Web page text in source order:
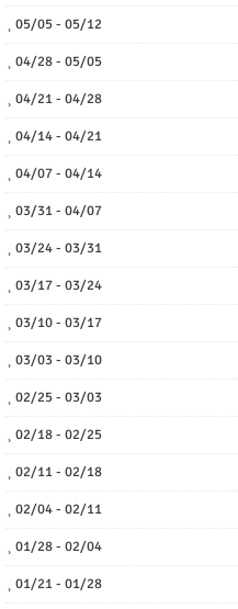
05/05 - 05/12
04/28 - 05/05
04/21 - 04/28
04/14 - 04/21
04/07 - 04/14
03/31 - 04/07
03/24 - 03/31
03/17 - 03/24
03/10 - 03/17
03/03 - 03/10
02/25 - 03/03
02/18 - 02/25
02/11 - 02/18
02/04 - 02/11
01/28 - 02/04
01/21 - 01/28